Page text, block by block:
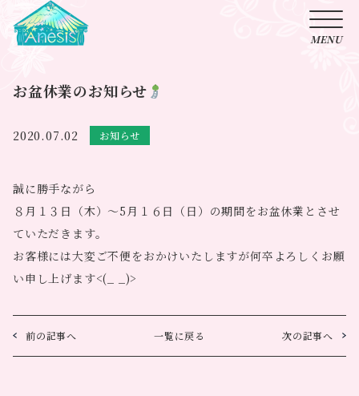
お盆休業のお知らせ
2020.07.02 お知らせ
誠に勝手ながら
８月１３日（木）～5月１６日（日）の期間をお盆休業とさせ
ていただきます。
お客様には大変ご不便をおかけいたしますが何卒よろしくお願
い申し上げます<(_ _)>
前の記事へ 一覧に戻る 次の記事へ